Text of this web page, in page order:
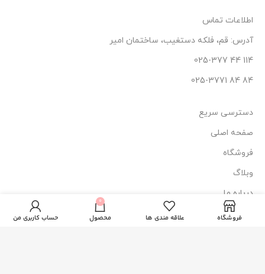
اطلاعات تماس
آدرس: قم، فلکه دستغیب، ساختمان امیر
114 44 025-377
84 84 025-3771
دسترسی سریع
صفحه اصلی
فروشگاه
وبلاگ
درباره ما
تماس با ما
کرم ژل دور چشم209.000 ناموجود
فروشگاه علاقه مندی ها
0
محصول حساب کاربری من